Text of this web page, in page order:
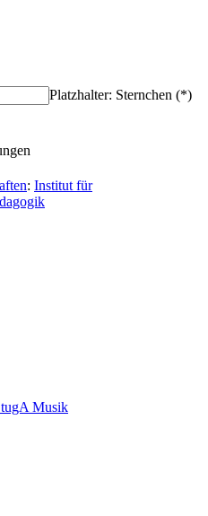
Platzhalter: Sternchen (*)
: Institut für
Musik